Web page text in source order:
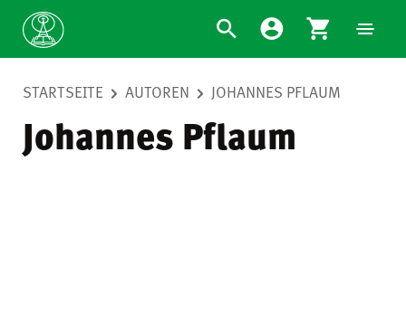
STARTSEITE AUTOREN JOHANNES PFLAUM
Johannes Pflaum